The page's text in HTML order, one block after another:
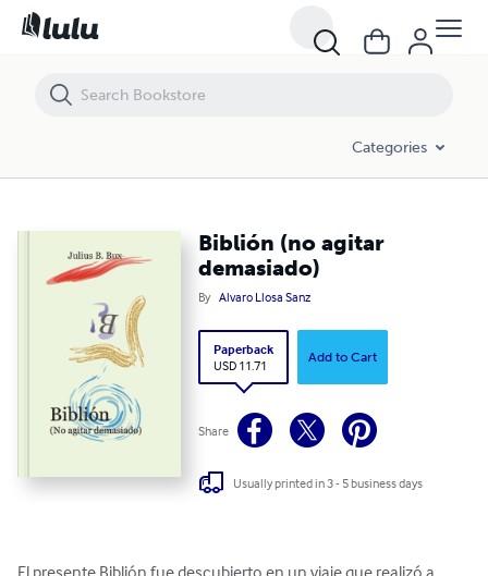
Categories
Biblión (no agitar
demasiado)
By Alvaro Llosa Sanz
Paperback
USD 11.71
Add to Cart
Share
Usually printed in 3 - 5 business days
Biblión (no agitar demasiado)